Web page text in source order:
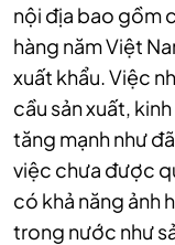
nội địa bao gồm
hàng năm Việt
xuất khẩu. Việc
cầu sản xuất,
tăng mạnh như
việc chưa được
có khả năng ảnh
trong nước như